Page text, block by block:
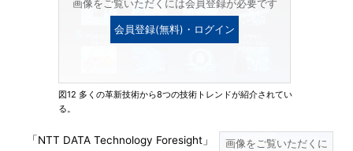
画像をご覧いただくには会員登録が必要です
会員登録(無料)・ログイン
図12 多くの革新技術から8つの技術トレンドが紹介されてい
る。
画像をご覧いただくに
「NTT DATA Technology Foresight」